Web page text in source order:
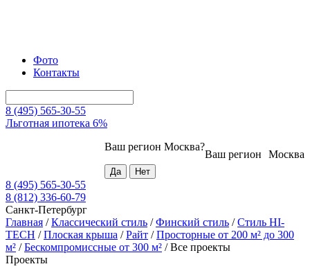
Фото
Контакты
8 (495) 565-30-55
Льготная ипотека 6%
Москва
Ваш регион
Ваш регион Москва?
8 (495) 565-30-55
8 (812) 336-60-79
Санкт-Петербург
Главная /Классический стиль /Финский стиль /Стиль HI-
TECH /Плоская крыша /Райт /Просторные от 200 м² до 300
м² /Бескомпромиссные от 300 м² /Все проекты
Проекты